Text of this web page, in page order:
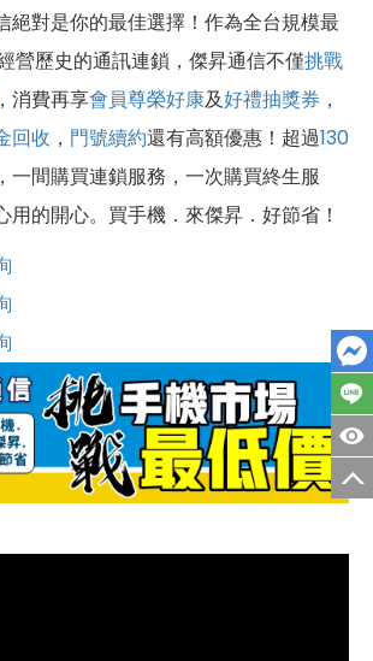
絕對是你的最佳選擇！作為全台規模最
營歷史的通訊連鎖，傑昇通信不僅挑戰
，消費再享會員尊榮好康及好禮抽獎券 ，
回收 ， 門號續約還有高額優惠！超過130
一間購買連鎖服務，一次購買終生服
用的開心。買手機．來傑昇．好節省！